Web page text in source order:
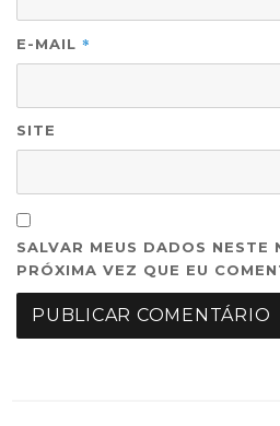
E-MAIL *
SITE
SALVAR MEUS DADOS NESTE
PRÓXIMA VEZ QUE EU